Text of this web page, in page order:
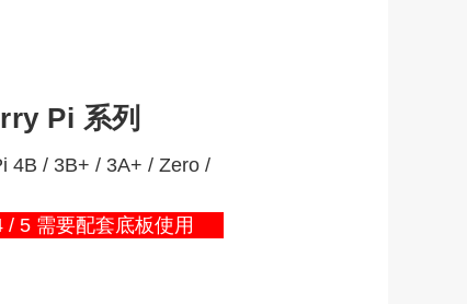
Pi 系列
4B / 3B+ / 3A+ / Zero /
/ 5 需要配套底板使用